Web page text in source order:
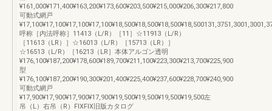
¥161,000¥171,400¥163,200¥173,600¥203,500¥215,000¥206,300¥217,800
可動式網戸
呼称［内法呼称］11413（L/R）［11］☆11913（L/R）
［11613（LR）］☆16013（L/R）［15713（LR）］
☆16513（L/R）［16213（LR］本体アルゴン透明
¥176,100¥187,200¥178,600¥189,700¥211,100¥223,300¥213,700¥225,900
型
¥176,100¥187,200¥190,300¥201,400¥225,400¥237,600¥228,700¥240,900
可動式網戸
¥17,900¥17,900¥17,900¥17,900¥19,500¥19,500¥19,500¥19,500左
吊（L）右吊（R）FIXFIX旧版カタログ